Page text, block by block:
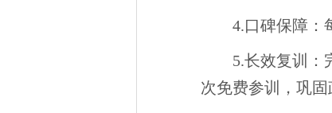
4.口碑保障：
5.长效复训：
次免费参训，巩固